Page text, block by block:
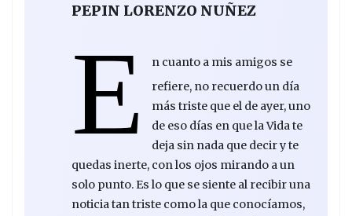
PEPIN LORENZO NUÑEZ
E
n cuanto a mis amigos se
refiere, no recuerdo un día
más triste que el de ayer, uno
de eso días en que la Vida te
deja sin nada que decir y te
quedas inerte, con los ojos mirando a un
solo punto. Es lo que se siente al recibir una
noticia tan triste como la que conocíamos,